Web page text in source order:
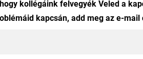
kollégáink felvegyék Veled a
kapcsán, add meg az e-mail